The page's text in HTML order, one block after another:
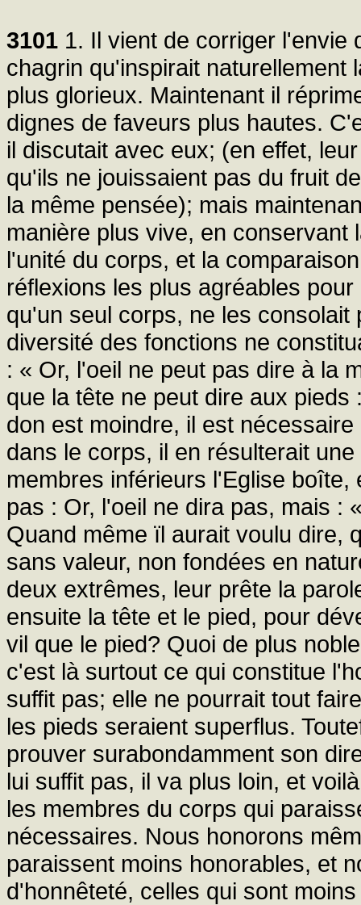
3101 1. Il vient de corriger l'envie
chagrin qu'inspirait naturellement
plus glorieux. Maintenant il
dignes de faveurs plus hautes.
il discutait avec eux; (en effet,
qu'ils ne jouissaient pas du fruit
la même pensée); mais
manière plus vive, en
l'unité du corps, et la
réflexions les plus agréables
qu'un seul corps, ne les
diversité des fonctions ne
: « Or, l'oeil ne peut pas dire à la
que la tête ne peut dire aux
don est moindre, il est
dans le corps, il en résulterait
membres inférieurs l'Eglise
pas : Or, l'oeil ne dira pas, mais :
Quand même ïl aurait voulu dire,
sans valeur, non fondées en
deux extrêmes, leur prête la
ensuite la tête et le pied, pour
vil que le pied? Quoi de plus
c'est là surtout ce qui constitue
suffit pas; elle ne pourrait tout
les pieds seraient superflus.
prouver surabondamment son
lui suffit pas, il va plus loin, et
les membres du corps qui
nécessaires. Nous honorons
paraissent moins honorables, et
d'honnêteté, celles qui sont